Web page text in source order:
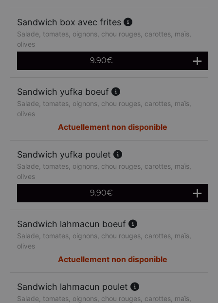
Sandwich box avec frites
Salade, tomates, oignons, chou rouges, carottes, maïs,
olives
9.90€
Sandwich yufka boeuf
Salade, tomates, oignons, chou rouges, carottes, maïs,
olives
Actuellement non disponible
Sandwich yufka poulet
Salade, tomates, oignons, chou rouges, carottes, maïs,
olives
9.90€
Sandwich lahmacun boeuf
Salade, tomates, oignons, chou rouges, carottes, maïs,
olives
Actuellement non disponible
Sandwich lahmacun poulet
Salade, tomates, oignons, chou rouges, carottes, maïs,